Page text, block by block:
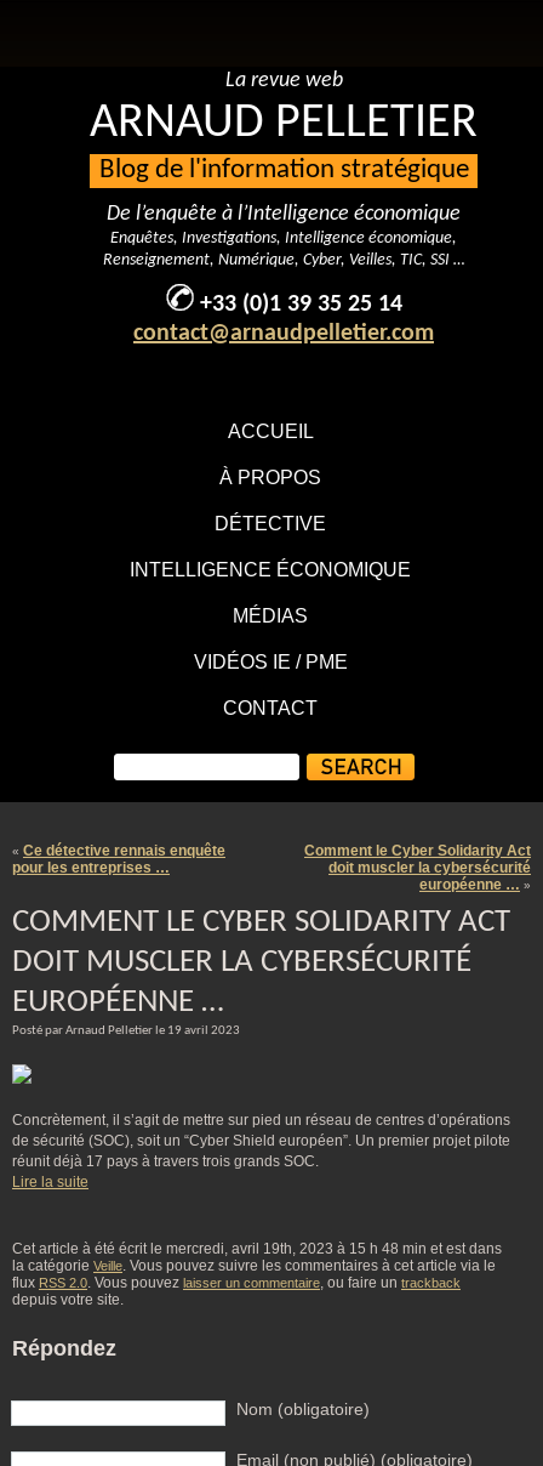
ACCUEIL
À PROPOS
DÉTECTIVE
INTELLIGENCE ÉCONOMIQUE
MÉDIAS
VIDÉOS IE / PME
CONTACT
La revue web
ARNAUD PELLETIER
Blog de l'information stratégique
De l’enquête à l’Intelligence économique
Enquêtes, Investigations, Intelligence économique,
Renseignement, Numérique, Cyber, Veilles, TIC, SSI …
+33 (0)1 39 35 25 14
contact@arnaudpelletier.com
« Ce détective rennais enquête
pour les entreprises …
Comment le Cyber Solidarity Act
doit muscler la cybersécurité
européenne … »
COMMENT LE CYBER SOLIDARITY ACT
DOIT MUSCLER LA CYBERSÉCURITÉ
EUROPÉENNE …
Posté par Arnaud Pelletier le 19 avril 2023
Concrètement, il s’agit de mettre sur pied un réseau de centres d’opérations
de sécurité (SOC), soit un “Cyber Shield européen”. Un premier projet pilote
réunit déjà 17 pays à travers trois grands SOC.
Lire la suite
Cet article à été écrit le mercredi, avril 19th, 2023 à 15 h 48 min et est dans
la catégorie Veille. Vous pouvez suivre les commentaires à cet article via le
flux RSS 2.0. Vous pouvez laisser un commentaire, ou faire un trackback
depuis votre site.
Répondez
Nom (obligatoire)
Email (non publié) (obligatoire)